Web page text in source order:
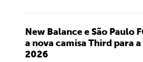
New Balance e São Paulo
a nova camisa Third para
2026